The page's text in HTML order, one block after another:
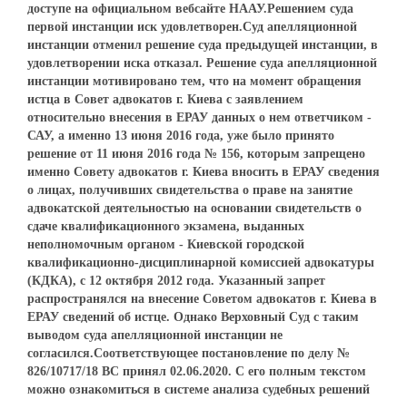
доступе на официальном вебсайте НААУ.Решением суда
первой инстанции иск удовлетворен.Суд апелляционной
инстанции отменил решение суда предыдущей инстанции, в
удовлетворении иска отказал. Решение суда апелляционной
инстанции мотивировано тем, что на момент обращения
истца в Совет адвокатов г. Киева с заявлением
относительно внесения в ЕРАУ данных о нем ответчиком -
САУ, а именно 13 июня 2016 года, уже было принято
решение от 11 июня 2016 года № 156, которым запрещено
именно Совету адвокатов г. Киева вносить в ЕРАУ сведения
о лицах, получивших свидетельства о праве на занятие
адвокатской деятельностью на основании свидетельств о
сдаче квалификационного экзамена, выданных
неполномочным органом - Киевской городской
квалификационно-дисциплинарной комиссией адвокатуры
(КДКА), с 12 октября 2012 года. Указанный запрет
распространялся на внесение Советом адвокатов г. Киева в
ЕРАУ сведений об истце. Однако Верховный Суд с таким
выводом суда апелляционной инстанции не
согласился.Соответствующее постановление по делу №
826/10717/18 ВС принял 02.06.2020. С его полным текстом
можно ознакомиться в системе анализа судебных решений